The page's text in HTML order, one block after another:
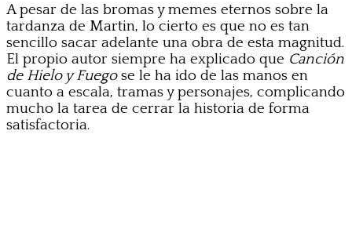
A pesar de las bromas y memes eternos sobre la
tardanza de Martin, lo cierto es que no es tan
sencillo sacar adelante una obra de esta magnitud.
El propio autor siempre ha explicado que Canción
de Hielo y Fuegose le ha ido de las manos en
cuanto a escala, tramas y personajes, complicando
mucho la tarea de cerrar la historia de forma
satisfactoria.